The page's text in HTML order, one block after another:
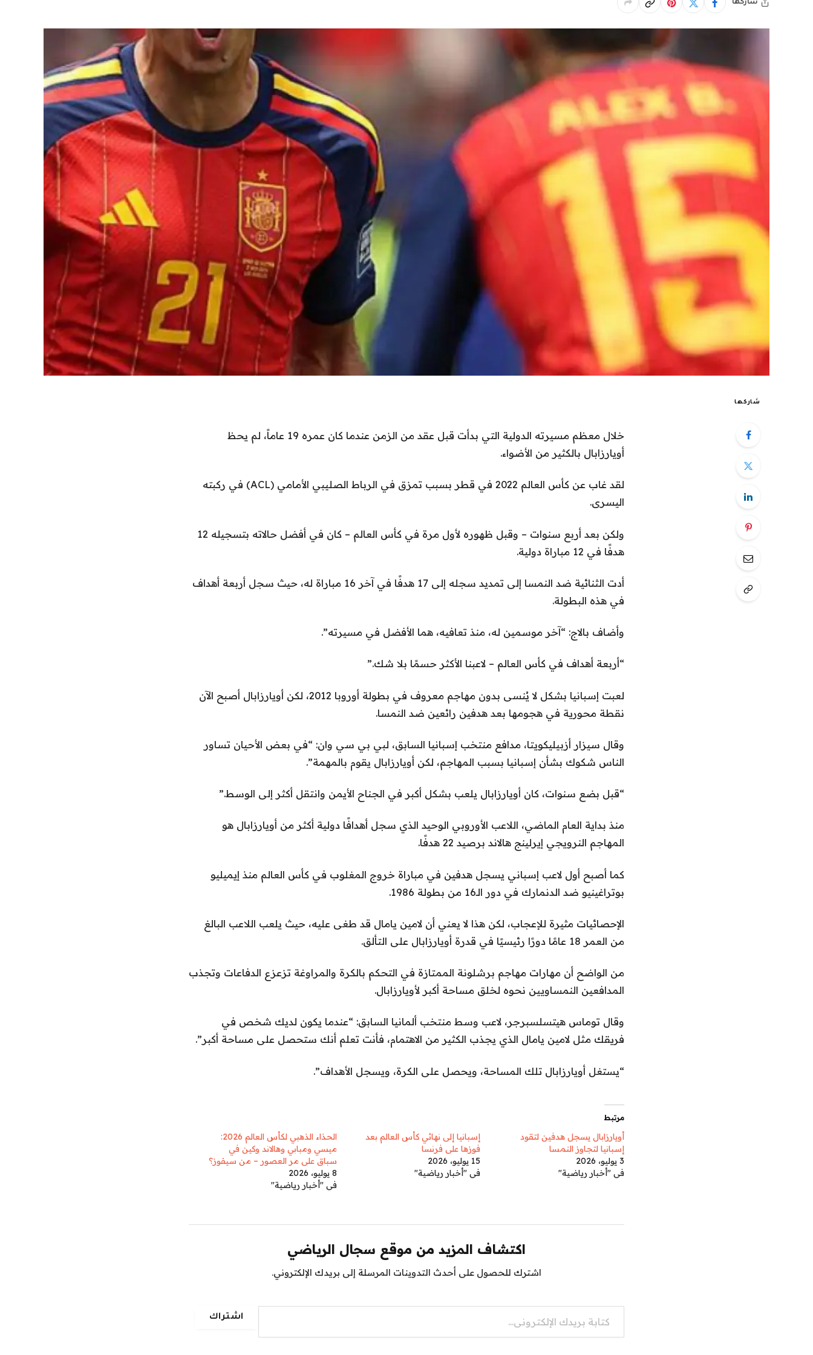
شاركها
شاركها
خلال معظم مسيرته الدولية التي بدأت قبل عقد من الزمن عندما كان عمره 19 عاماً، لم يحظ
أويارزابال بالكثير من الأضواء.
لقد غاب عن كأس العالم 2022 في قطر بسبب تمزق في الرباط الصليبي الأمامي (ACL) في ركبته
اليسرى.
ولكن بعد أربع سنوات – وقبل ظهوره لأول مرة في كأس العالم – كان في أفضل حالاته بتسجيله 12
هدفًا في 12 مباراة دولية.
أدت الثنائية ضد النمسا إلى تمديد سجله إلى 17 هدفًا في آخر 16 مباراة له، حيث سجل أربعة أهداف
في هذه البطولة.
وأضاف بالاج: “آخر موسمين له، منذ تعافيه، هما الأفضل في مسيرته”.
“أربعة أهداف في كأس العالم – لاعبنا الأكثر حسمًا بلا شك.”
لعبت إسبانيا بشكل لا يُنسى بدون مهاجم معروف في بطولة أوروبا 2012، لكن أويارزابال أصبح الآن
نقطة محورية في هجومها بعد هدفين رائعين ضد النمسا.
وقال سيزار أزبيليكويتا، مدافع منتخب إسبانيا السابق، لبي بي سي وان: “في بعض الأحيان تساور
الناس شكوك بشأن إسبانيا بسبب المهاجم، لكن أويارزابال يقوم بالمهمة”.
“قبل بضع سنوات، كان أويارزابال يلعب بشكل أكبر في الجناح الأيمن وانتقل أكثر إلى الوسط.”
منذ بداية العام الماضي، اللاعب الأوروبي الوحيد الذي سجل أهدافًا دولية أكثر من أويارزابال هو
المهاجم النرويجي إيرلينج هالاند برصيد 22 هدفًا.
كما أصبح أول لاعب إسباني يسجل هدفين في مباراة خروج المغلوب في كأس العالم منذ إيميليو
بوتراغينيو ضد الدنمارك في دور الـ16 من بطولة 1986.
الإحصائيات مثيرة للإعجاب، لكن هذا لا يعني أن لامين يامال قد طغى عليه، حيث يلعب اللاعب البالغ
من العمر 18 عامًا دورًا رئيسيًا في قدرة أويارزابال على التألق.
من الواضح أن مهارات مهاجم برشلونة الممتازة في التحكم بالكرة والمراوغة تزعزع الدفاعات وتجذب
المدافعين النمساويين نحوه لخلق مساحة أكبر لأويارزابال.
وقال توماس هيتسلسبرجر، لاعب وسط منتخب ألمانيا السابق: “عندما يكون لديك شخص في
فريقك مثل لامين يامال الذي يجذب الكثير من الاهتمام، فأنت تعلم أنك ستحصل على مساحة أكبر”.
“يستغل أويارزابال تلك المساحة، ويحصل على الكرة، ويسجل الأهداف”.
مرتبط
أويارزابال يسجل هدفين لتقود
إسبانيا لتجاوز النمسا
3 يوليو، 2026
في "أخبار رياضية"
إسبانيا إلى نهائي كأس العالم بعد
فوزها على فرنسا
15 يوليو، 2026
في "أخبار رياضية"
الحذاء الذهبي لكأس العالم 2026:
ميسي ومبابي وهالاند وكين في
سباق على مر العصور – من سيفوز؟
8 يوليو، 2026
في "أخبار رياضية"
اكتشاف المزيد من موقع سجال الرياضي
اشترك للحصول على أحدث التدوينات المرسلة إلى بريدك الإلكتروني.
كتابة بريدك الإلكتروني...
اشتراك